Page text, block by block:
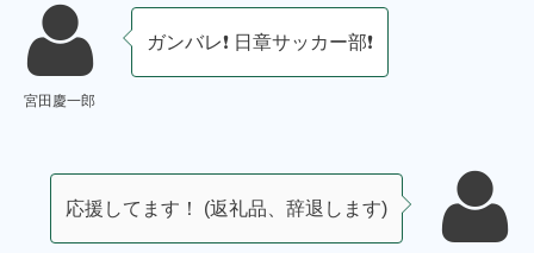
宮田慶一郎
ガンバレ❗ 日章サッカー部❗
応援してます！ (返礼品、辞退します)